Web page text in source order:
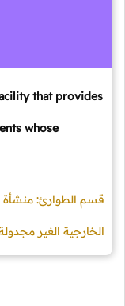
that provides
whose
قسم الطوارئ:
الخارجية الغير